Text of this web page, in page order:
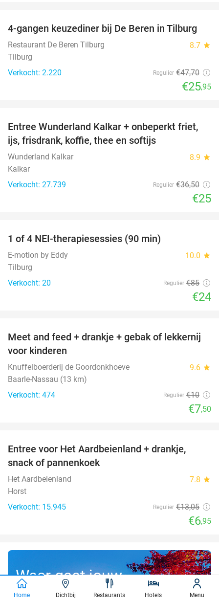
46%
4-gangen keuzediner bij De Beren in Tilburg
Restaurant De Beren Tilburg 8.7 star
Tilburg
Verkocht: 2.220
Regulier €47,70
€25,95
32%
Entree Wunderland Kalkar + onbeperkt friet,
ijs, frisdrank, koffie, thee en softijs
Wunderland Kalkar 8.9 star
Kalkar
Verkocht: 27.739
Regulier €36,50
€25
1 of 4 NEI-therapiesessies (90 min)
E-motion by Eddy 10.0 star
Tilburg
Verkocht: 20
Regulier €85
€24
25%
Meet and feed + drankje + gebak of lekkernij
voor kinderen
Knuffelboerderij de Goordonkhoeve 9.6 star
Baarle-Nassau (13 km)
Verkocht: 474
Regulier €10
€7,50
Entree voor Het Aardbeienland + drankje,
snack of pannenkoek
Het Aardbeienland 7.8 star
Horst
Verkocht: 15.945
Regulier €13,05
€6,95
Waar gaat jouw
gratis droomreis
Home Dichtbij Restaurants Hotels Menu